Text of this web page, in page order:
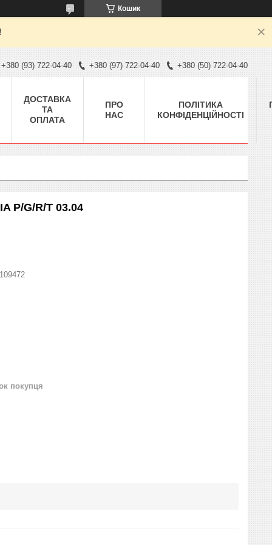
Кошик
+380 (93) 722-04-40 +380 (97) 722-04-40 +380 (50) 722-04-40
ДОСТАВКА
ТА
ОПЛАТА
ПРО
НАС
ПОЛІТИКА
КОНФІДЕНЦІЙНОСТІ
P/G/R/T 03.04
покупця